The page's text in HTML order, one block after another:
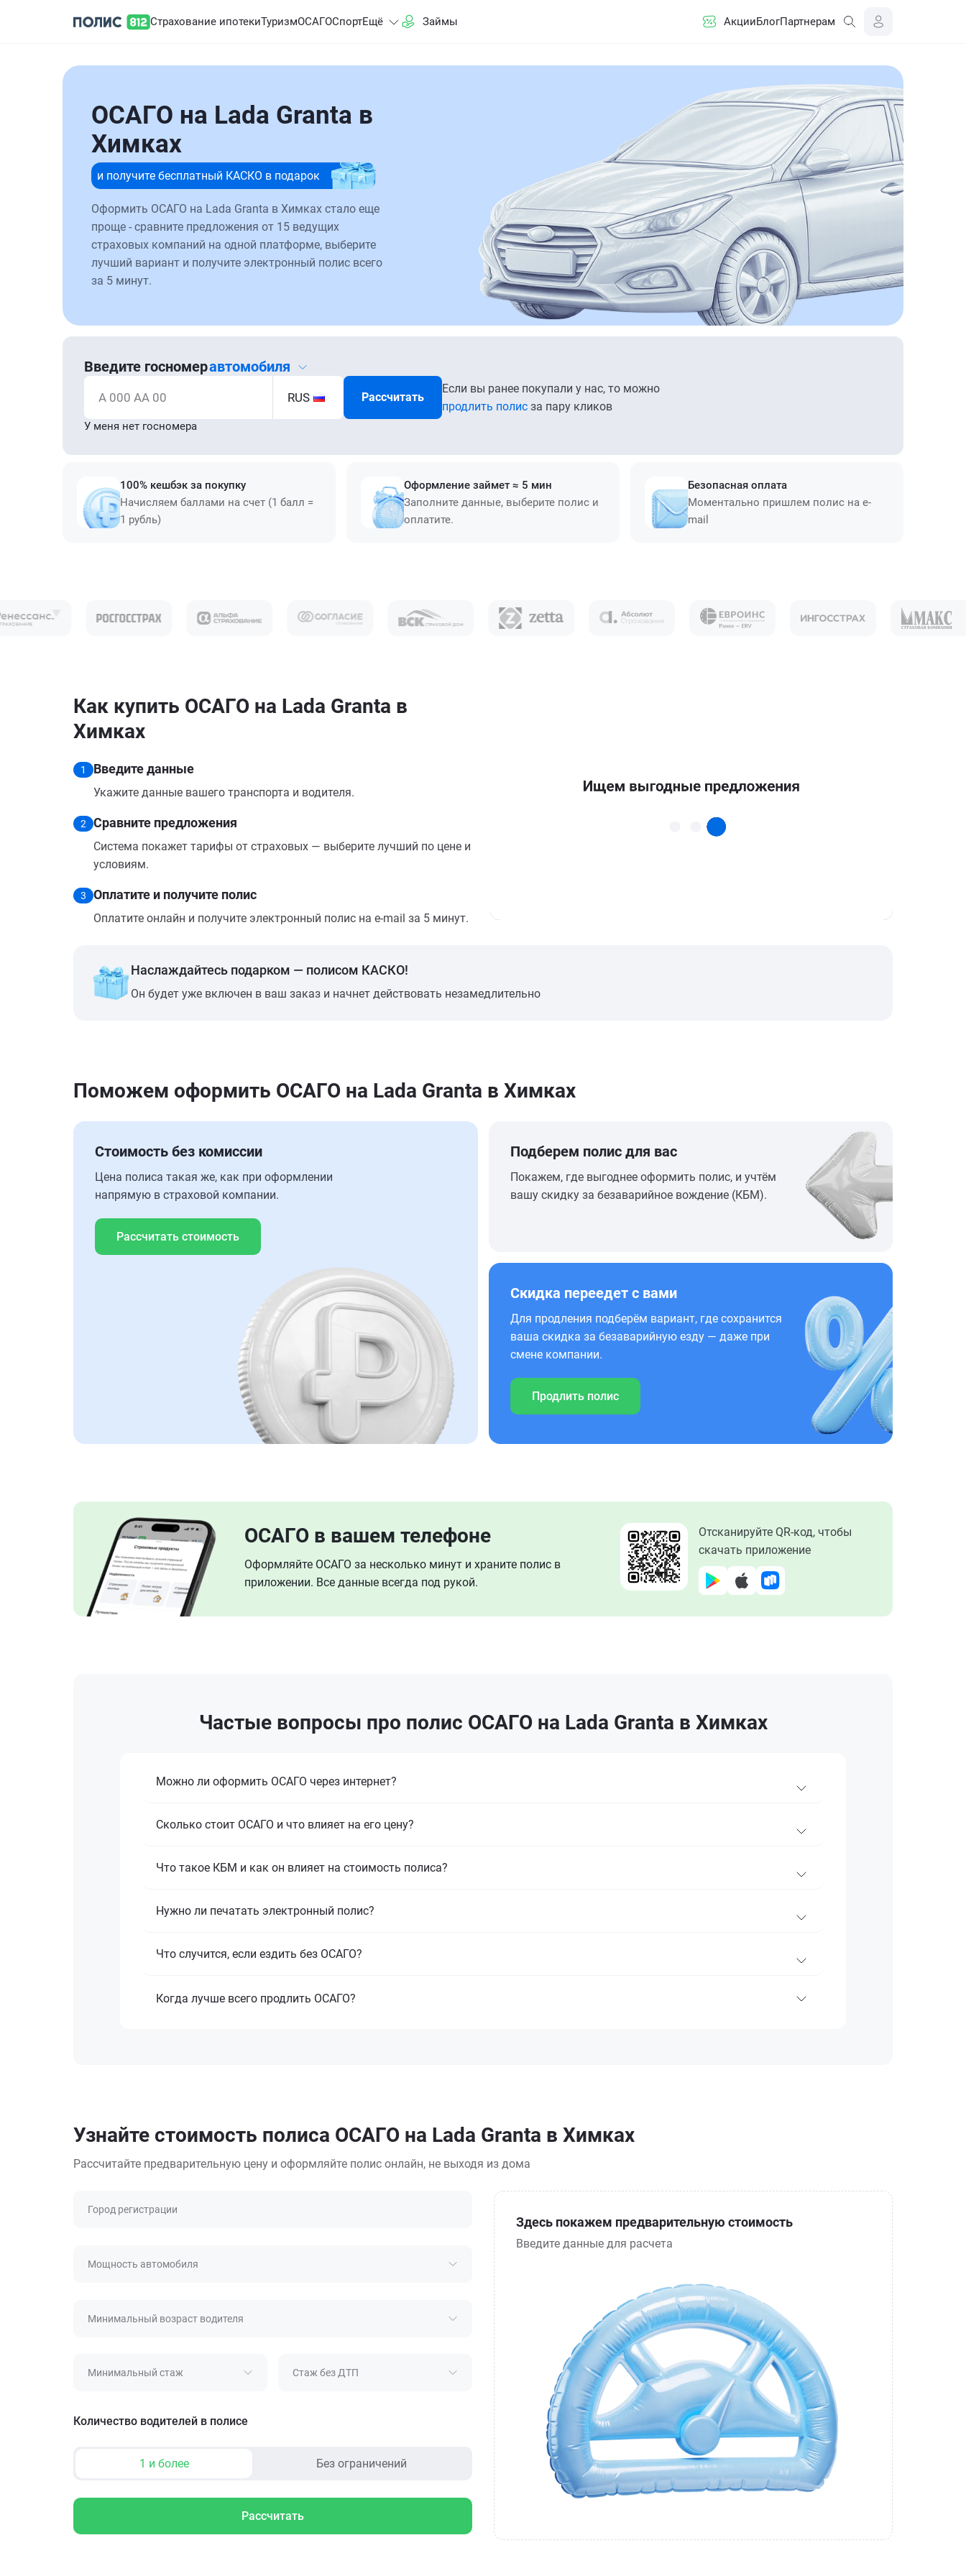
Страхование ипотекиТуризмОСАГОСпортЕщё Займы АкцииБлогПартнерам
ОСАГО на Lada Granta в
Химках
и получите бесплатный КАСКО в подарок
Оформить ОСАГО на Lada Granta в Химках стало еще
проще - сравните предложения от 15 ведущих
страховых компаний на одной платформе, выберите
лучший вариант и получите электронный полис всего
за 5 минут.
Введите госномеравтомобиля
А 000 АА 00 RUS Рассчитать
Если вы ранее покупали у нас, то можно
продлить полис за пару кликов
У меня нет госномера
100% кешбэк за покупку
Начисляем баллами на счет (1 балл =
1 рубль)
Оформление займет ≈ 5 мин
Заполните данные, выберите полис и
оплатите.
Безопасная оплата
Моментально пришлем полис на e-
mail
Как купить ОСАГО на Lada Granta в
Химках
1 Введите данные
Укажите данные вашего транспорта и водителя.
2 Сравните предложения
Система покажет тарифы от страховых — выберите лучший по цене и
условиям.
3 Оплатите и получите полис
Оплатите онлайн и получите электронный полис на e-mail за 5 минут.
Наслаждайтесь подарком — полисом КАСКО!
Он будет уже включен в ваш заказ и начнет действовать незамедлительно
Поможем оформить ОСАГО на Lada Granta в Химках
Стоимость без комиссии
Цена полиса такая же, как при оформлении
напрямую в страховой компании.
Рассчитать стоимость
Подберем полис для вас
Покажем, где выгоднее оформить полис, и учтём
вашу скидку за безаварийное вождение (КБМ).
Скидка переедет с вами
Для продления подберём вариант, где сохранится
ваша скидка за безаварийную езду — даже при
смене компании.
Продлить полис
ОСАГО в вашем телефоне
Оформляйте ОСАГО за несколько минут и храните полис в
приложении. Все данные всегда под рукой.
Отсканируйте QR-код, чтобы
скачать приложение
Частые вопросы про полис ОСАГО на Lada Granta в Химках
Можно ли оформить ОСАГО через интернет?
Сколько стоит ОСАГО и что влияет на его цену?
Что такое КБМ и как он влияет на стоимость полиса?
Нужно ли печатать электронный полис?
Что случится, если ездить без ОСАГО?
Когда лучше всего продлить ОСАГО?
Узнайте стоимость полиса ОСАГО на Lada Granta в Химках
Рассчитайте предварительную цену и оформляйте полис онлайн, не выходя из дома
Город регистрации
Мощность автомобиля
Минимальный возраст водителя
Минимальный стаж Стаж без ДТП
Количество водителей в полисе
1 и более Без ограничений
Рассчитать
Здесь покажем предварительную стоимость
Введите данные для расчета